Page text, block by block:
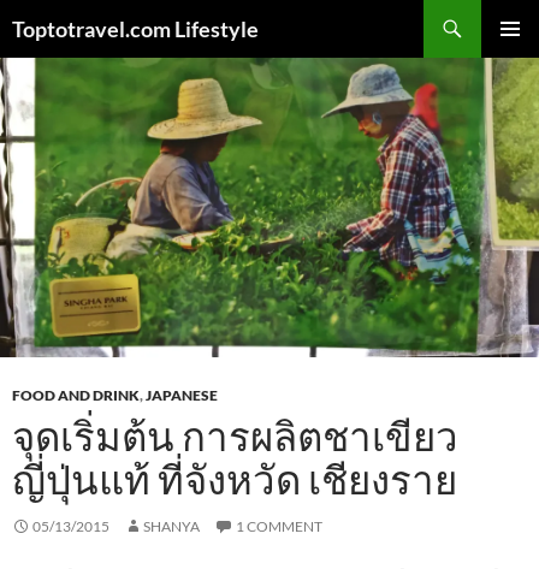
content
Toptotravel.com Lifestyle
MENU
FOOD AND DRINK,JAPANESE
จุดเริ่มต้น การผลิตชาเขียว
ญี่ปุ่นแท้ ที่จังหวัด เชียงราย
05/13/2015 SHANYA 1 COMMENT